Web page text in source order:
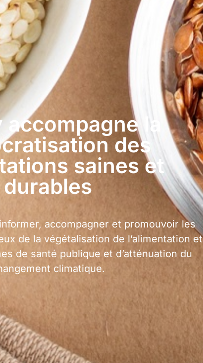
accompagne la
des
saines et
durables
accompagner et promouvoir les
de la végétalisation de l’alimentation et
de santé publique et d’atténuation du
climatique.